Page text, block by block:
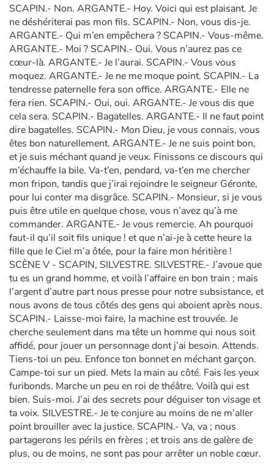
SCAPIN.- Non. ARGANTE.- Hoy. Voici qui est plaisant. Je
ne déshériterai pas mon fils. SCAPIN.- Non, vous dis-je.
ARGANTE.- Qui m’en empêchera ? SCAPIN.- Vous-même.
ARGANTE.- Moi ? SCAPIN.- Oui. Vous n’aurez pas ce
cœur-là. ARGANTE.- Je l’aurai. SCAPIN.- Vous vous
moquez. ARGANTE.- Je ne me moque point. SCAPIN.- La
tendresse paternelle fera son office. ARGANTE.- Elle ne
fera rien. SCAPIN.- Oui, oui. ARGANTE.- Je vous dis que
cela sera. SCAPIN.- Bagatelles. ARGANTE.- Il ne faut point
dire bagatelles. SCAPIN.- Mon Dieu, je vous connais, vous
êtes bon naturellement. ARGANTE.- Je ne suis point bon,
et je suis méchant quand je veux. Finissons ce discours qui
m’échauffe la bile. Va-t’en, pendard, va-t’en me chercher
mon fripon, tandis que j’irai rejoindre le seigneur Géronte,
pour lui conter ma disgrâce. SCAPIN.- Monsieur, si je vous
puis être utile en quelque chose, vous n’avez qu’à me
commander. ARGANTE.- Je vous remercie. Ah pourquoi
faut-il qu’il soit fils unique ! et que n’ai-je à cette heure la
fille que le Ciel m’a ôtée, pour la faire mon héritière !
SCÈNE V - SCAPIN, SILVESTRE. SILVESTRE.- J’avoue que
tu es un grand homme, et voilà l’affaire en bon train ; mais
l’argent d’autre part nous presse pour notre subsistance, et
nous avons de tous côtés des gens qui aboient après nous.
SCAPIN.- Laisse-moi faire, la machine est trouvée. Je
cherche seulement dans ma tête un homme qui nous soit
affidé, pour jouer un personnage dont j’ai besoin. Attends.
Tiens-toi un peu. Enfonce ton bonnet en méchant garçon.
Campe-toi sur un pied. Mets la main au côté. Fais les yeux
furibonds. Marche un peu en roi de théâtre. Voilà qui est
bien. Suis-moi. J’ai des secrets pour déguiser ton visage et
ta voix. SILVESTRE.- Je te conjure au moins de ne m’aller
point brouiller avec la justice. SCAPIN.- Va, va ; nous
partagerons les périls en frères ; et trois ans de galère de
plus, ou de moins, ne sont pas pour arrêter un noble cœur.